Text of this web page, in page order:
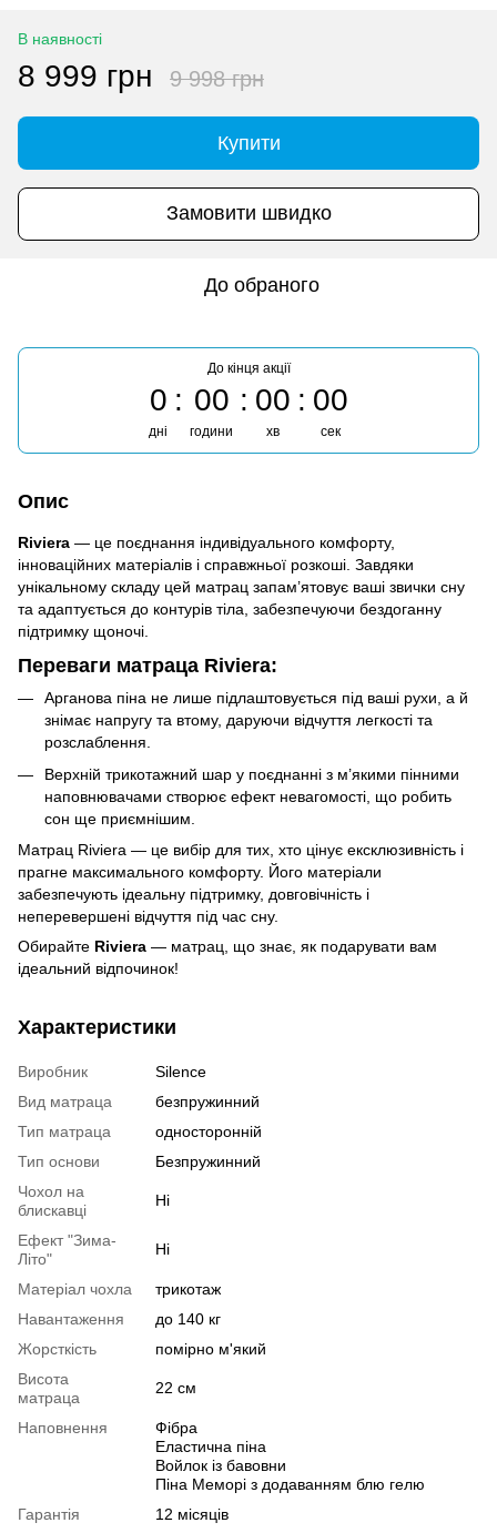
В наявності
8 999 грн 9 998 грн
Купити
Замовити швидко
До обраного
До кінця акції
0
дні
00
години
00
хв
00
сек
Опис
Riviera — це поєднання індивідуального комфорту,
інноваційних матеріалів і справжньої розкоші. Завдяки
унікальному складу цей матрац запам’ятовує ваші звички сну
та адаптується до контурів тіла, забезпечуючи бездоганну
підтримку щоночі.
Переваги матраца Riviera:
Арганова піна не лише підлаштовується під ваші рухи, а й
знімає напругу та втому, даруючи відчуття легкості та
розслаблення.
Верхній трикотажний шар у поєднанні з м’якими пінними
наповнювачами створює ефект невагомості, що робить
сон ще приємнішим.
Матрац Riviera — це вибір для тих, хто цінує ексклюзивність і
прагне максимального комфорту. Його матеріали
забезпечують ідеальну підтримку, довговічність і
неперевершені відчуття під час сну.
Обирайте Riviera — матрац, що знає, як подарувати вам
ідеальний відпочинок!
Характеристики
Виробник
Silence
Вид матраца
безпружинний
Тип матраца
односторонній
Тип основи
Безпружинний
Чохол на
блискавці
Ні
Ефект "Зима-
Літо"
Ні
Матеріал чохла
трикотаж
Навантаження
до 140 кг
Жорсткість
помірно м'який
Висота
матраца
22 см
Наповнення
Фібра
Еластична піна
Войлок із бавовни
Піна Меморі з додаванням блю гелю
Гарантія
12 місяців